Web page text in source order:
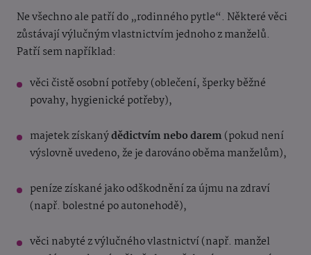
Ne všechno ale patří do „rodinného pytle“. Některé věci
zůstávají výlučným vlastnictvím jednoho z manželů.
Patří sem například:
věci čistě osobní potřeby (oblečení, šperky běžné
povahy, hygienické potřeby),
majetek získanýdědictvím nebo darem (pokud není
výslovně uvedeno, že je darováno oběma manželům),
peníze získané jako odškodnění za újmu na zdraví
(např. bolestné po autonehodě),
věci nabyté z výlučného vlastnictví (např. manžel